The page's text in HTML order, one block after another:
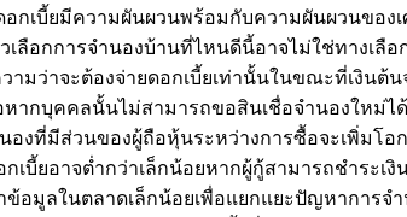
เบี้ยมีความผันผวนพร้อมกับความผันผวนของ
ลือกการจำนองบ้านที่ไหนดีนี้อาจไม่ใช่ทางเ
มว่าจะต้องจ่ายดอกเบี้ยเท่านั้นในขณะที่เงินต้
ากบุคคลนั้นไม่สามารถขอสินเชื่อจำนองใหม่
ที่มีส่วนของผู้ถือหุ้นระหว่างการซื้อจะเพิ่มโอ
ยอาจต่ำกว่าเล็กน้อยหากผู้กู้สามารถชำระเงิ
อมูลในตลาดเล็กน้อยเพื่อแยกแยะปัญหากา